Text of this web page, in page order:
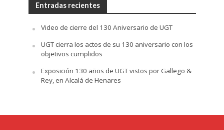
Entradas recientes
Video de cierre del 130 Aniversario de UGT
UGT cierra los actos de su 130 aniversario con los
objetivos cumplidos
Exposición 130 años de UGT vistos por Gallego &
Rey, en Alcalá de Henares